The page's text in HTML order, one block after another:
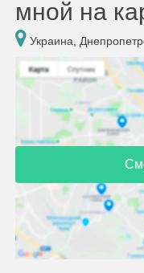
мной на
Украина,